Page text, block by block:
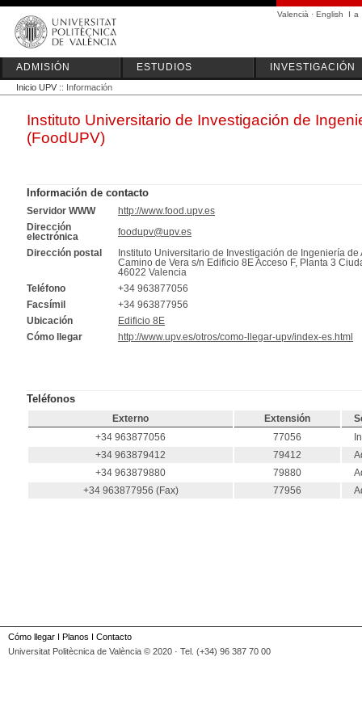
Valencià · English I a
ADMISIÓN ESTUDIOS INVESTIGACIÓN
Inicio UPV :: Información
Instituto Universitario de Investigación de
(FoodUPV)
Información de contacto
Servidor WWW
http://www.food.upv.es
Dirección
electrónica
foodupv@upv.es
Dirección postal
Instituto Universitario de Investigación de Ingeniería de
Camino de Vera s/n Edificio 8E Acceso F, Planta 3
46022 Valencia
Teléfono
+34 963877056
Facsímil
+34 963877956
Ubicación
Edificio 8E
Cómo llegar
http://www.upv.es/otros/como-llegar-upv/index-es.html
Teléfonos
Externo Extensión
+34 963877056
77056
+34 963879412
79412
+34 963879880
79880
+34 963877956 (Fax)
77956
Cómo llegar I Planos I Contacto
Universitat Politècnica de València © 2020 · Tel. (+34) 96 387 70 00